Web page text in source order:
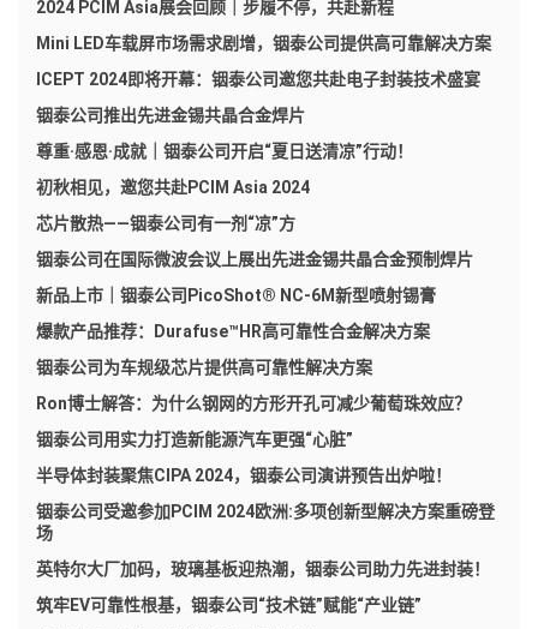
2024 PCIM Asia展会回顾｜步履不停，共赴新程
Mini LED车载屏市场需求剧增，铟泰公司提供高可靠解决方案
ICEPT 2024即将开幕：铟泰公司邀您共赴电子封装技术盛宴
铟泰公司推出先进金锡共晶合金焊片
尊重·感恩·成就｜铟泰公司开启“夏日送清凉”行动！
初秋相见，邀您共赴PCIM Asia 2024
芯片散热——铟泰公司有一剂“凉”方
铟泰公司在国际微波会议上展出先进金锡共晶合金预制焊片
新品上市｜铟泰公司PicoShot® NC-6M新型喷射锡膏
爆款产品推荐：Durafuse™HR高可靠性合金解决方案
铟泰公司为车规级芯片提供高可靠性解决方案
Ron博士解答：为什么钢网的方形开孔可减少葡萄珠效应？
铟泰公司用实力打造新能源汽车更强“心脏”
半导体封装聚焦CIPA 2024，铟泰公司演讲预告出炉啦！
铟泰公司受邀参加PCIM 2024欧洲:多项创新型解决方案重磅登
场
英特尔大厂加码，玻璃基板迎热潮，铟泰公司助力先进封装！
筑牢EV可靠性根基，铟泰公司“技术链”赋能“产业链”